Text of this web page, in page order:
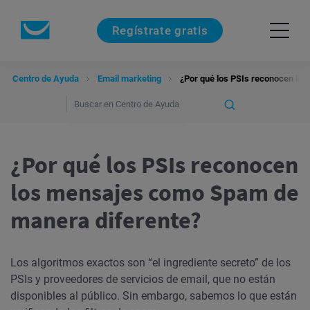
Regístrate gratis
Centro de Ayuda Email marketing ¿Por qué los PSIs reconocen
¿Por qué los PSIs reconocen
los mensajes como Spam de
manera diferente?
Los algoritmos exactos son “el ingrediente secreto” de los
PSIs y proveedores de servicios de email, que no están
disponibles al público. Sin embargo, sabemos lo que están